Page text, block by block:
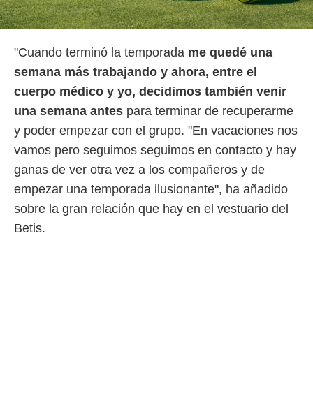
mediante
publicidad
de
1199
"Cuando terminó la temporada me quedé una
semana más trabajando y ahora, entre el
cuerpo médico y yo, decidimos también venir
una semana antes para terminar de recuperarme
y poder empezar con el grupo. "En vacaciones nos
vamos pero seguimos seguimos en contacto y hay
ganas de ver otra vez a los compañeros y de
empezar una temporada ilusionante", ha añadido
sobre la gran relación que hay en el vestuario del
Betis.